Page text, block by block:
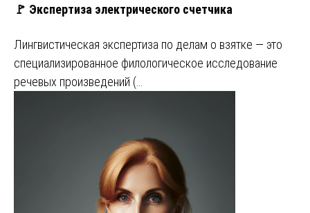
🚩 Экспертиза электрического счетчика
Лингвистическая экспертиза по делам о взятке — это
специализированное филологическое исследование
речевых произведений (…